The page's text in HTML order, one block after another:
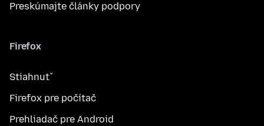
Preskúmajte články podpory
Firefox
Stiahnuť
Firefox pre počítač
Prehliadač pre Android